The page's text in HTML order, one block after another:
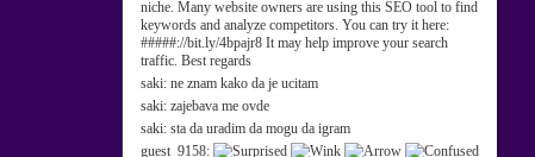
niche. Many website owners are using this SEO tool to find
keywords and analyze competitors. You can try it here:
#####://bit.ly/4bpajr8 It may help improve your search
traffic. Best regards
saki: ne znam kako da je ucitam
saki: zajebava me ovde
saki: sta da uradim da mogu da igram
guest_9158: